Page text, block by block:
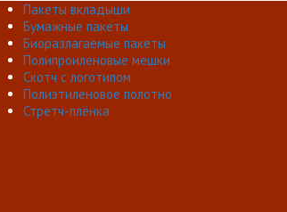
Пакеты вкладыши
Бумажные пакеты
Биоразлагаемые пакеты
Полипроиленовые мешки
Скотч с логотипом
Полиэтиленовое полотно
Стретч-плёнка